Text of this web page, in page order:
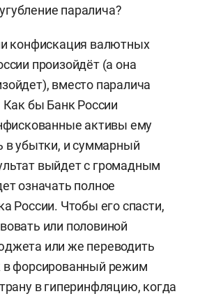
паралича?
конфискация валютных
произойдёт (а она
вместо паралича
Как бы Банк России
активы ему
в убытки, и суммарный
выйдет с громадным
означать полное
России. Чтобы его спасти,
или половиной
или же переводить
в форсированный режим
в гиперинфляцию, когда